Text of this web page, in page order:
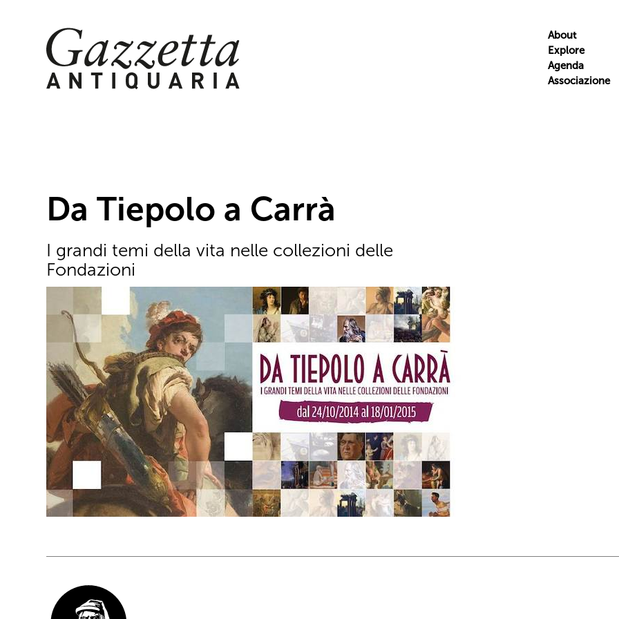
Skip
to
content
About
Explore
Agenda
Associazione
Da Tiepolo a Carrà
I grandi temi della vita nelle collezioni delle
Fondazioni